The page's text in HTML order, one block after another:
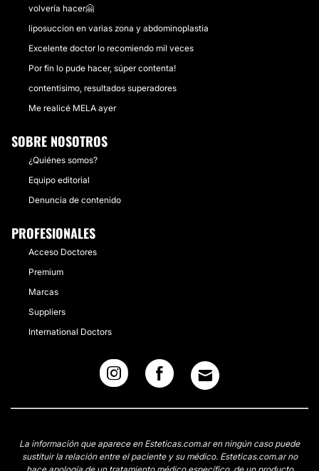
volvería hacer🤗
liposuccion en varias zona y abdominoplastia
Excelente doctor lo recomiendo mil veces
Por fin lo pude hacer, súper contenta!
contentisimo, resultados superadores
Me realicé MELA ayer
SOBRE NOSOTROS
¿Quiénes somos?
Equipo editorial
Denuncia de contenido
PROFESIONALES
Acceso Doctores
Premium
Marcas
Suppliers
International Doctors
La información que aparece en Esteticas.com.ar en ningún caso puede
sustituir la relación entre el paciente y su médico. Esteticas.com.ar no